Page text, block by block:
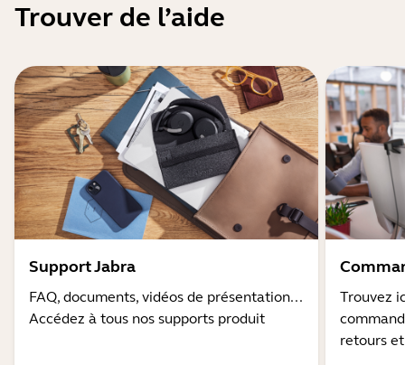
Trouver de l’aide
Support Jabra
FAQ, documents, vidéos de présentation...
Accédez à tous nos supports produit
Trouvez
retours